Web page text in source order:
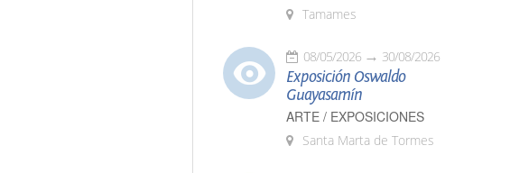
Tamames
08/05/2026 30/08/2026
Exposición Oswaldo
Guayasamín
ARTE / EXPOSICIONES
Santa Marta de Tormes